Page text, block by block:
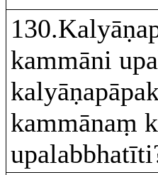
kammāni
kammānaṃ